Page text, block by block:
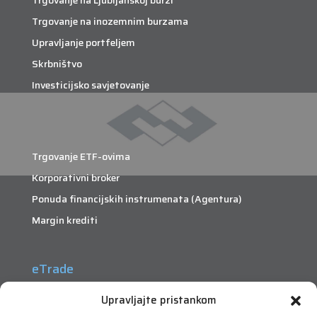
Upravljajte pristankom
Trgovanje na inozemnim burzama
Upravljanje portfeljem
Skrbništvo
Investicijsko savjetovanje
Trgovanje ETF-ovima
Korporativni broker
Ponuda financijskih instrumenata (Agentura)
Margin krediti
eTrade